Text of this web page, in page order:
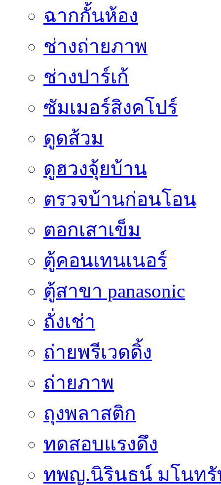
ฉากกั้นห้อง
ช่างถ่ายภาพ
ช่างปาร์เก้
ซัมเมอร์สิงคโปร์
ดูดส้วม
ดูฮวงจุ้ยบ้าน
ตรวจบ้านก่อนโอน
ตอกเสาเข็ม
ตู้คอนเทนเนอร์
ตู้สาขา panasonic
ถั่งเช่า
ถ่ายพรีเวดดิ้ง
ถ่ายภาพ
ถุงพลาสติก
ทดสอบแรงดึง
ทพญ.นิรินธน์ มโนท